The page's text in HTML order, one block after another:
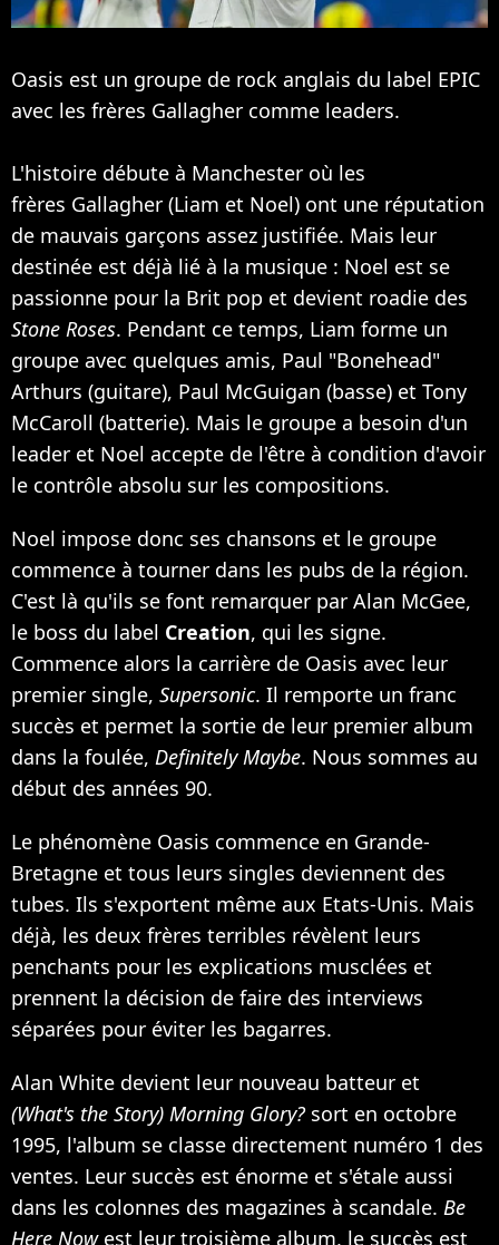
Oasis est un groupe de rock anglais du label EPIC
avec les frères Gallagher comme leaders.
L'histoire débute à Manchester où les
frères Gallagher (Liam et Noel) ont une réputation
de mauvais garçons assez justifiée. Mais leur
destinée est déjà lié à la musique : Noel est se
passionne pour la Brit pop et devient roadie des
Stone Roses. Pendant ce temps, Liam forme un
groupe avec quelques amis, Paul "Bonehead"
Arthurs (guitare), Paul McGuigan (basse) et Tony
McCaroll (batterie). Mais le groupe a besoin d'un
leader et Noel accepte de l'être à condition d'avoir
le contrôle absolu sur les compositions.
Noel impose donc ses chansons et le groupe
commence à tourner dans les pubs de la région.
C'est là qu'ils se font remarquer par Alan McGee,
le boss du label Creation, qui les signe.
Commence alors la carrière de Oasis avec leur
premier single, Supersonic. Il remporte un franc
succès et permet la sortie de leur premier album
dans la foulée, Definitely Maybe. Nous sommes au
début des années 90.
Le phénomène Oasis commence en Grande-
Bretagne et tous leurs singles deviennent des
tubes. Ils s'exportent même aux Etats-Unis. Mais
déjà, les deux frères terribles révèlent leurs
penchants pour les explications musclées et
prennent la décision de faire des interviews
séparées pour éviter les bagarres.
Alan White devient leur nouveau batteur et
(What's the Story) Morning Glory?sort en octobre
1995, l'album se classe directement numéro 1 des
ventes. Leur succès est énorme et s'étale aussi
dans les colonnes des magazines à scandale. Be
Here Nowest leur troisième album, le succès est